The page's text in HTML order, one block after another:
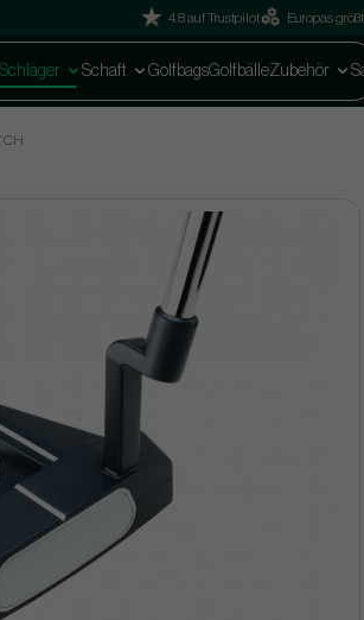
4.8 auf Trustpilot Europas
Schaft GolfbagsGolfbälleZubehör
CH